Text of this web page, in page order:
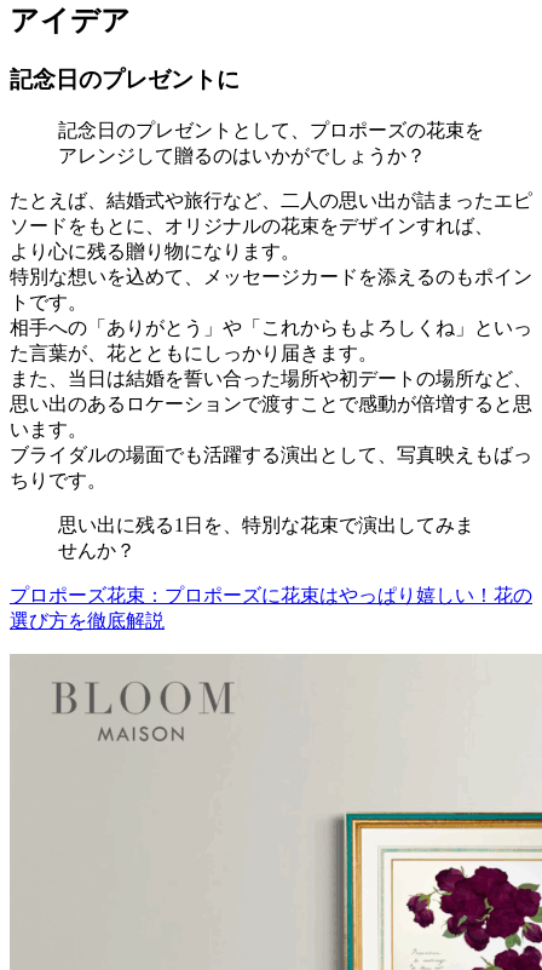
アイデア
記念日のプレゼントに
記念日のプレゼントとして、プロポーズの花束を
アレンジして贈るのはいかがでしょうか？
たとえば、結婚式や旅行など、二人の思い出が詰まったエピ
ソードをもとに、オリジナルの花束をデザインすれば、
より心に残る贈り物になります。
特別な想いを込めて、メッセージカードを添えるのもポイン
トです。
相手への「ありがとう」や「これからもよろしくね」といっ
た言葉が、花とともにしっかり届きます。
また、当日は結婚を誓い合った場所や初デートの場所など、
思い出のあるロケーションで渡すことで感動が倍増すると思
います。
ブライダルの場面でも活躍する演出として、写真映えもばっ
ちりです。
思い出に残る1日を、特別な花束で演出してみま
せんか？
プロポーズ花束：プロポーズに花束はやっぱり嬉しい！花の
選び方を徹底解説